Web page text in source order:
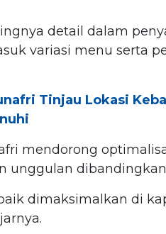
detail dalam
variasi menu serta
Tinjau Lokasi
mendorong
unggulan
dimaksimalkan di